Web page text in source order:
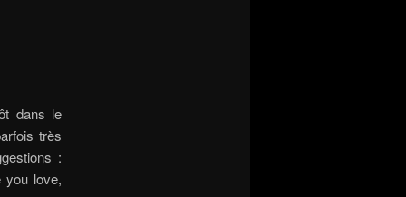
dans le
très
:
love,